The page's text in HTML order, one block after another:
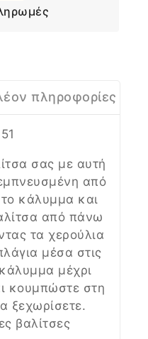
πληροφορίες
σας με αυτή
από
το κάλυμμα και
από πάνω
τα χερούλια
μέσα στις
μέχρι
κουμπώστε στη
ξεχωρίσετε.
βαλίτσες